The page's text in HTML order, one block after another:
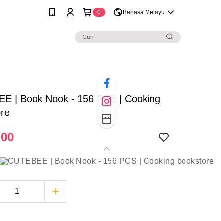
0 Bahasa Melayu
| Book Nook - 156 PCS | Cooking